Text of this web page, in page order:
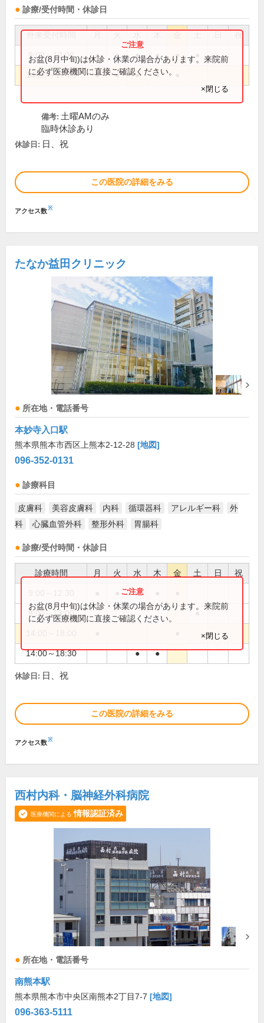
診療/受付時間・休診日
祝
9:00～12:00 ● ● ● ● ●
14:00～17:00 ● ● ● ●
お盆(8月中旬)は休診・休業の場合があります。来院前
に必ず医療機関に直接ご確認ください。
×閉じる
備考: 土曜AMのみ
臨時休診あり
休診日: 日、祝
この医院の詳細をみる
アクセス数※
たなか益田クリニック
所在地・電話番号
本妙寺入口駅
熊本県熊本市西区上熊本2-12-28 [地図]
096-352-0131
診療科目
皮膚科 美容皮膚科 内科 循環器科 アレルギー科
外
科
心臓血管外科 整形外科 胃腸科
診療/受付時間・休診日
診療時間 月 火 水 木 金 土 日 祝
●
9:00～13:00 ●
14:00～18:30 ● ●
お盆(8月中旬)は休診・休業の場合があります。来院前
に必ず医療機関に直接ご確認ください。
×閉じる
休診日: 日、祝
この医院の詳細をみる
アクセス数※
西村内科・脳神経外科病院
医療機関による 情報認証済み
所在地・電話番号
南熊本駅
熊本県熊本市中央区南熊本2丁目7-7 [地図]
096-363-5111